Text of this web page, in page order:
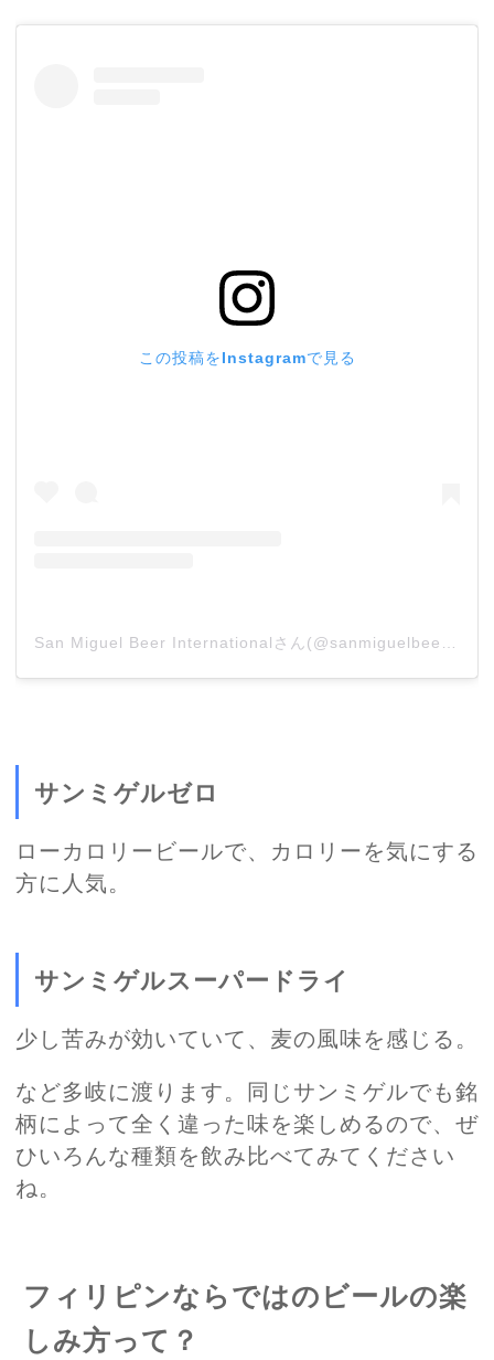
この投稿をInstagramで見る
San Miguel Beer Internationalさん(@sanmiguelbeerinternational)がシェアした投稿
サンミゲルゼロ
ローカロリービールで、カロリーを気にする
方に人気。
サンミゲルスーパードライ
少し苦みが効いていて、麦の風味を感じる。
など多岐に渡ります。同じサンミゲルでも銘
柄によって全く違った味を楽しめるので、ぜ
ひいろんな種類を飲み比べてみてください
ね。
フィリピンならではのビールの楽
しみ方って？